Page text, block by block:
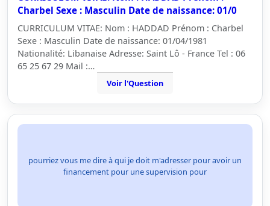
Charbel Sexe : Masculin Date de naissance: 01/0
CURRICULUM VITAE: Nom : HADDAD Prénom : Charbel
Sexe : Masculin Date de naissance: 01/04/1981
Nationalité: Libanaise Adresse: Saint Lô - France Tel : 06
65 25 67 29 Mail :…
Voir l'Question
pourriez vous me dire à qui je doit m'adresser pour avoir un
financement pour une supervision pour